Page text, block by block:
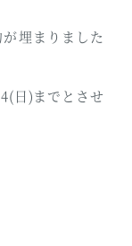
埋まりました
日)までとさせ